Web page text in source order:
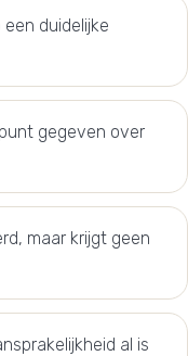
duidelijke
gegeven over
maar krijgt geen
al is